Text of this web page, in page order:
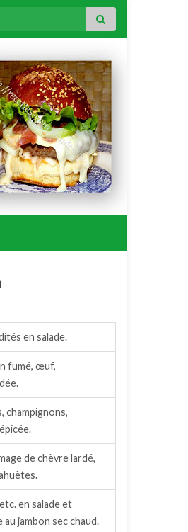
en salade.
fumé, œuf,
champignons,
de chèvre lardé,
en salade et
jambon sec chaud.